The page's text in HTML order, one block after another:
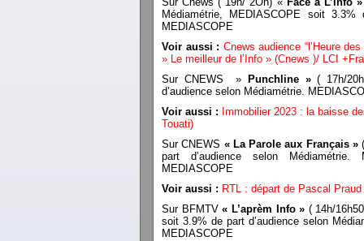
Médiamétrie, MEDIASCOPE soit
MEDIASCOPE
Voir aussi : Cnews audience “l’Heure
» Le meilleur de l’Info » (Cnews )/ LCI
Sur CNEWS »
Punchline »( 17h/
d’audience selon Médiamétrie.
Voir aussi : Immobilier 2023 : la baisse
Touati)
Sur CNEWS « La Parole aux Français »
part d’audience selon Médiamétrie.
MEDIASCOPE
Voir aussi : RTL : départ de Pascal
Sur BFMTV« L’aprèm Info » ( 14h/
soit 3.9% de part d’audience selon
MEDIASCOPE